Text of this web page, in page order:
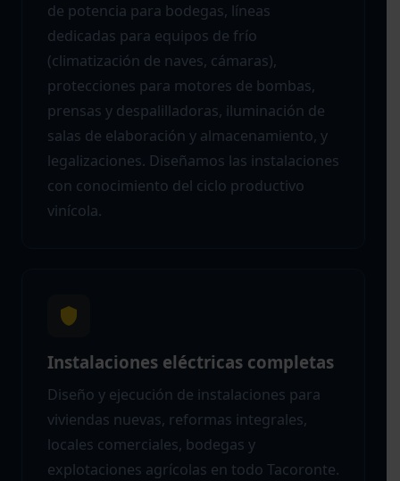
de potencia para bodegas, líneas
dedicadas para equipos de frío
(climatización de naves, cámaras),
protecciones para motores de bombas,
prensas y despalilladoras, iluminación de
salas de elaboración y almacenamiento, y
legalizaciones. Diseñamos las instalaciones
con conocimiento del ciclo productivo
vinícola.
Instalaciones eléctricas completas
Diseño y ejecución de instalaciones para
viviendas nuevas, reformas integrales,
locales comerciales, bodegas y
explotaciones agrícolas en todo Tacoronte.